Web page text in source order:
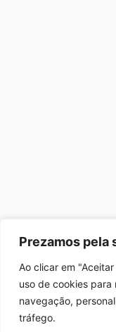
Prezamos pela
Ao clicar em
uso de cookies para
navegação,
tráfego.